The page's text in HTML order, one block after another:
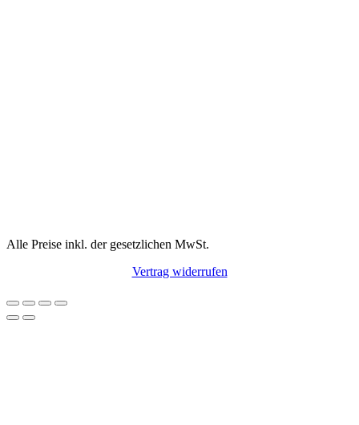
Alle Preise inkl. der gesetzlichen MwSt.
Vertrag widerrufen